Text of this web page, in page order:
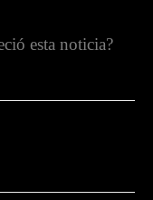
esta noticia?